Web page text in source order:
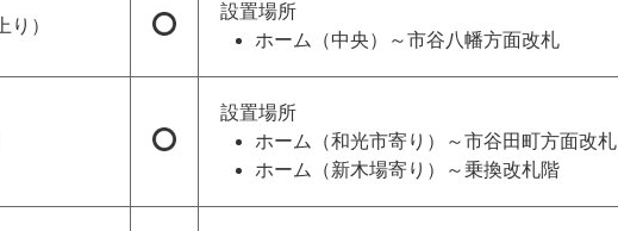
）
設置場所
ホーム（中央）～市谷八幡方面改札
設置場所
ホーム（和光市寄り）～市谷田町方面改札
ホーム（新木場寄り）～乗換改札階